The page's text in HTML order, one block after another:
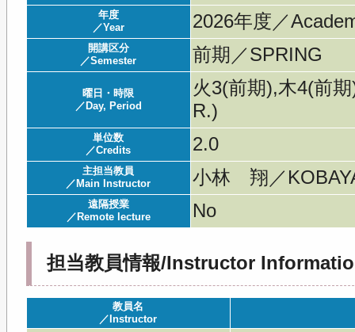
年度
／Year
2026年度／
開講区分
／Semester
前期／SPRING
曜日・時限
／Day, Period
火3(前期),木4(前
R.)
単位数
／Credits
2.0
主担当教員
／Main Instructor
小林 翔／
遠隔授業
／Remote lecture
No
担当教員情報/Instructor
教員名
／Instructor